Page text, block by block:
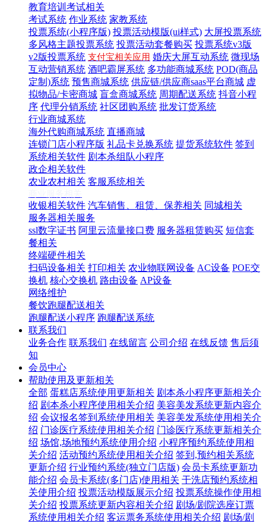
教育培训考试相关
考试系统 作业系统 家教系统
投票系统(小程序版) 投票活动模版(ui样式) 大屏投票系统
多风格主题投票系统 投票活动套餐购买 投票系统v3版
v2版投票系统 支付宝相关应用 婚庆大屏互动系统 微现场
互动营销系统 酒吧霸屏系统 多功能商城系统 POD(商品
定制)系统 预售商城系统 供应链/供应商saas平台商城 虚
拟物品/卡密商城 盲盒商城系统 周期配送系统 抖音小程
序 代理分销系统 社区团购系统 批发订货系统
行业商城系统
海外代购商城系统 直播商城
连锁门店小程序版 礼品卡兑换系统 提货系统软件 签到
系统相关软件 剧本杀组队小程序
政企相关软件
农业农村相关 客服系统相关
收银相关软件 汽车销售、租赁、保养相关 同城相关
服务器相关服务
ssl数字证书 阿里云流量接口费 服务器租赁购买 短信套
餐相关
终端硬件相关
扫码设备相关 打印相关 农业物联网设备 AC设备 POE交
换机 核心交换机 路由设备 AP设备
网络维护
餐饮跑腿配送相关
跑腿配送小程序 跑腿配送系统
联系我们
业务合作 联系我们 在线留言 公司介绍 在线反馈 售后须
知
会员中心
帮助使用及更新相关
全部 蛋糕店系统使用更新相关 剧本杀小程序更新相关介
绍 剧本杀小程序使用相关介绍 美容美发系统更新内容介
绍 会议报名签到系统使用相关 美容美发系统使用相关介
绍 门诊医疗系统使用相关介绍 门诊医疗系统更新相关介
绍 场馆,场地预约系统使用介绍 小程序预约系统使用相
关介绍 活动预约系统使用相关介绍 签到,预约相关系统
更新介绍 行业预约系统(独立门店版) 会员卡系统更新功
能介绍 会员卡系统(多门店)使用相关 干洗店预约系统相
关使用介绍 投票活动模版展示介绍 投票系统操作使用相
关介绍 投票系统更新内容相关介绍 剧场/剧院选座订票
系统使用相关介绍 客运票务系统使用相关介绍 剧场/剧